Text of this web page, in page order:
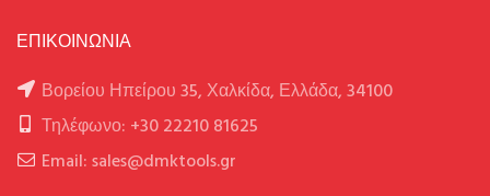
ΕΠΙΚΟΙΝΩΝΙΑ
Βορείου Ηπείρου 35, Χαλκίδα, Ελλάδα, 34100
Τηλέφωνο: +30 22210 81625
Email: sales@dmktools.gr